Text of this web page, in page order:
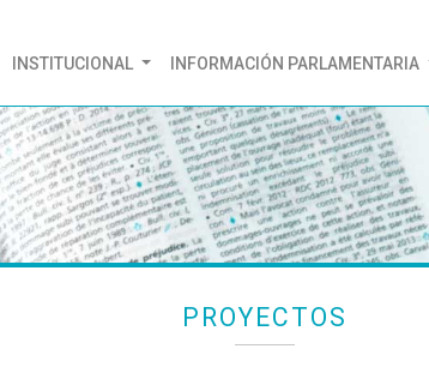
(CURRENT)
INSTITUCIONAL INFORMACIÓN PARLAMENTARIA
PROYECTOS